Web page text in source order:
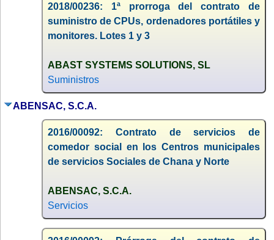
2018/00236: 1ª prorroga del contrato de
suministro de CPUs, ordenadores portátiles y
monitores. Lotes 1 y 3
ABAST SYSTEMS SOLUTIONS, SL
Suministros
ABENSAC, S.C.A.
2016/00092: Contrato de servicios de
comedor social en los Centros municipales
de servicios Sociales de Chana y Norte
ABENSAC, S.C.A.
Servicios